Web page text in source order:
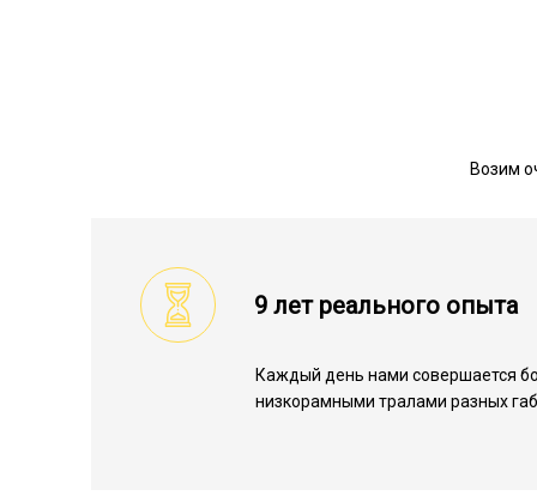
Возим
9 лет реального опыта
Каждый день нами совершается
низкорамными тралами разных